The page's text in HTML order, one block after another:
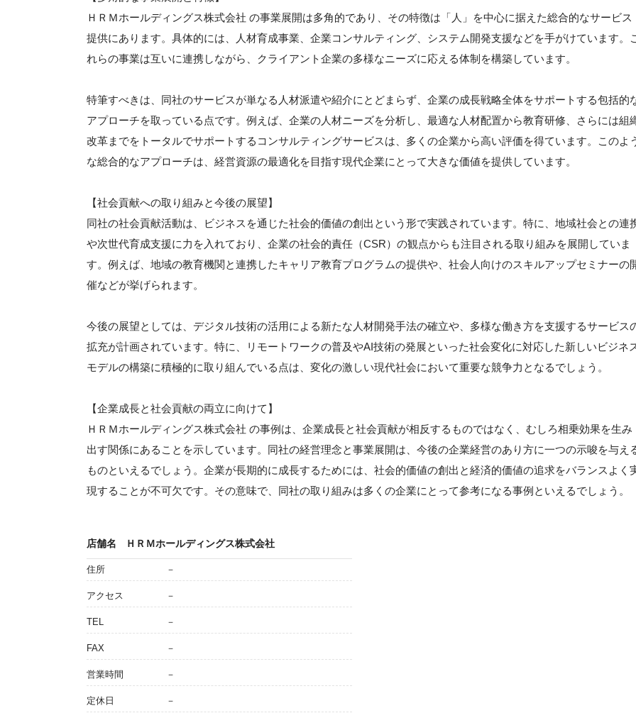
ＨＲＭホールディングス株式会社 の事業展開は多角的であり、その特徴は「人」を中心に据えた総合的なサービス
提供にあります。具体的には、人材育成事業、企業コンサルティング、システム開発支援などを手がけています。
れらの事業は互いに連携しながら、クライアント企業の多様なニーズに応える体制を構築しています。
特筆すべきは、同社のサービスが単なる人材派遣や紹介にとどまらず、企業の成長戦略全体をサポートする包括的
アプローチを取っている点です。例えば、企業の人材ニーズを分析し、最適な人材配置から教育研修、さらには組
改革までをトータルでサポートするコンサルティングサービスは、多くの企業から高い評価を得ています。このよ
な総合的なアプローチは、経営資源の最適化を目指す現代企業にとって大きな価値を提供しています。
【社会貢献への取り組みと今後の展望】
同社の社会貢献活動は、ビジネスを通じた社会的価値の創出という形で実践されています。特に、地域社会との連
や次世代育成支援に力を入れており、企業の社会的責任（CSR）の観点からも注目される取り組みを展開していま
す。例えば、地域の教育機関と連携したキャリア教育プログラムの提供や、社会人向けのスキルアップセミナーの
催などが挙げられます。
今後の展望としては、デジタル技術の活用による新たな人材開発手法の確立や、多様な働き方を支援するサービス
拡充が計画されています。特に、リモートワークの普及やAI技術の発展といった社会変化に対応した新しいビジネ
モデルの構築に積極的に取り組んでいる点は、変化の激しい現代社会において重要な競争力となるでしょう。
【企業成長と社会貢献の両立に向けて】
ＨＲＭホールディングス株式会社 の事例は、企業成長と社会貢献が相反するものではなく、むしろ相乗効果を生み
出す関係にあることを示しています。同社の経営理念と事業展開は、今後の企業経営のあり方に一つの示唆を与え
ものといえるでしょう。企業が長期的に成長するためには、社会的価値の創出と経済的価値の追求をバランスよく
現することが不可欠です。その意味で、同社の取り組みは多くの企業にとって参考になる事例といえるでしょう。
店舗名 ＨＲＭホールディングス株式会社
住所 －
アクセス －
TEL －
FAX －
営業時間 －
定休日 －